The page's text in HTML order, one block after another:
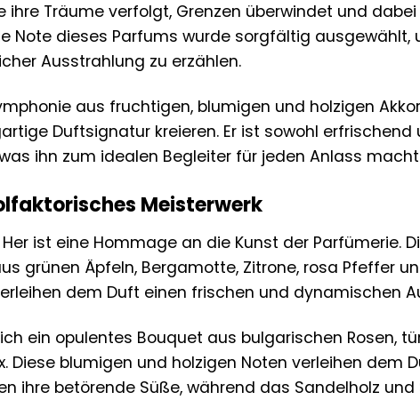
ihre Träume verfolgt, Grenzen überwindet und
Note dieses Parfums wurde sorgfältig ausgewählt,
Ausstrahlung zu erzählen.
aus fruchtigen, blumigen und holzigen
Duftsignatur kreieren. Er ist sowohl erfrischend
ihn zum idealen Begleiter für jeden Anlass
Meisterwerk
ist eine Hommage an die Kunst der Parfümerie.
grünen Äpfeln, Bergamotte, Zitrone, rosa Pfeffer
dem Duft einen frischen und dynamischen
ein opulentes Bouquet aus bulgarischen Rosen,
Diese blumigen und holzigen Noten verleihen dem
ihre betörende Süße, während das Sandelholz